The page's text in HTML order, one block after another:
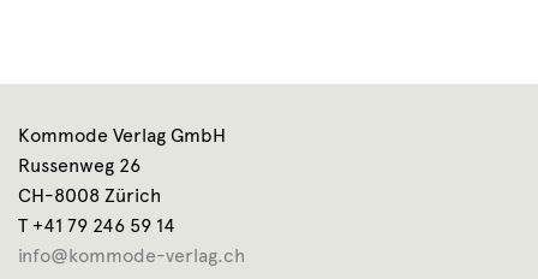
Kommode Verlag GmbH
Russenweg 26
CH-8008 Zürich
T +41 79 246 59 14
info@kommode-verlag.ch